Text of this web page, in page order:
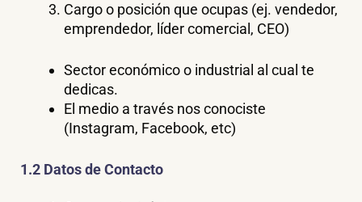
Cargo o posición que ocupas (ej. vendedor,
emprendedor, líder comercial, CEO)
Sector económico o industrial al cual te
dedicas.
El medio a través nos conociste
(Instagram, Facebook, etc)
1.2 Datos de Contacto